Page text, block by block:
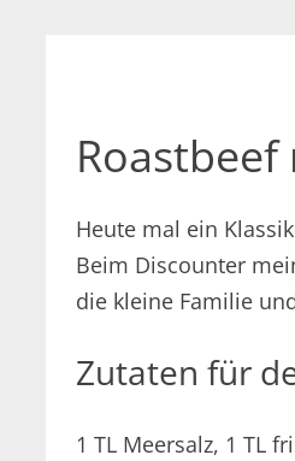
Heute mal ein
Beim Discounter
die kleine Familie
Zutaten für
1 TL Meersalz, 1 TL